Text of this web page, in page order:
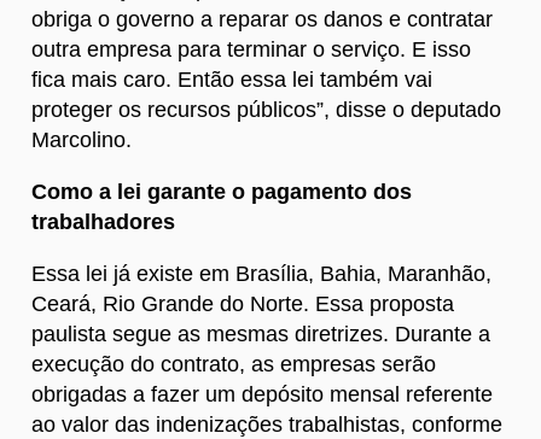
obriga o governo a reparar os danos e contratar
outra empresa para terminar o serviço. E isso
fica mais caro. Então essa lei também vai
proteger os recursos públicos”, disse o deputado
Marcolino.
Como a lei garante o pagamento dos
trabalhadores
Essa lei já existe em Brasília, Bahia, Maranhão,
Ceará, Rio Grande do Norte. Essa proposta
paulista segue as mesmas diretrizes. Durante a
execução do contrato, as empresas serão
obrigadas a fazer um depósito mensal referente
ao valor das indenizações trabalhistas, conforme